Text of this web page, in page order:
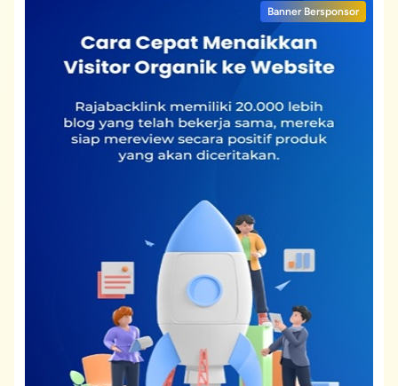
Banner Bersponsor